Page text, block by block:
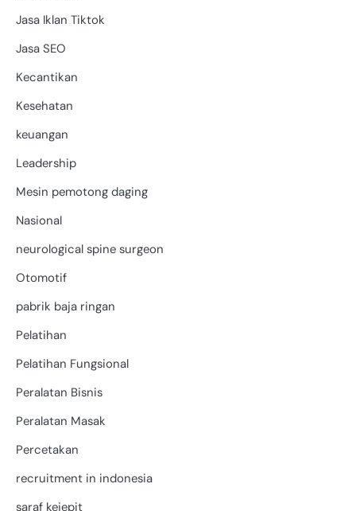
Jasa Iklan Tiktok
Jasa SEO
Kecantikan
Kesehatan
keuangan
Leadership
Mesin pemotong daging
Nasional
neurological spine surgeon
Otomotif
pabrik baja ringan
Pelatihan
Pelatihan Fungsional
Peralatan Bisnis
Peralatan Masak
Percetakan
recruitment in indonesia
saraf kejepit